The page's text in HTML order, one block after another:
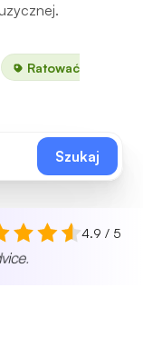
Ratować
Szukaj
4.9 / 5